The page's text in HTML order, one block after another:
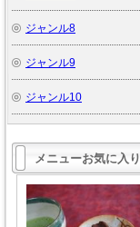
ジャンル8
ジャンル9
ジャンル10
メニューお気に入り